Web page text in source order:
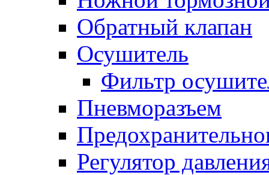
Обратный клапан
Осушитель
Фильтр
Пневморазъем
Регулятор